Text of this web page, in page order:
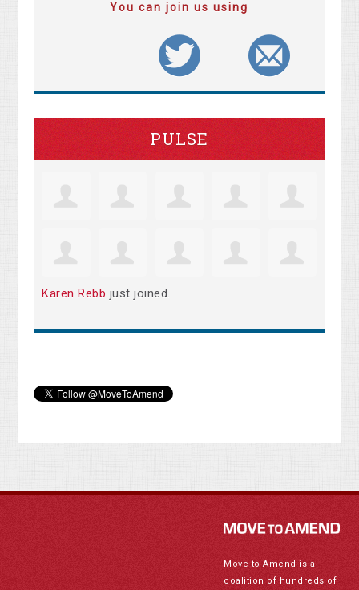
You can join us using
PULSE
Karen Rebb just joined.
Move to Amend is a
coalition of hundreds of